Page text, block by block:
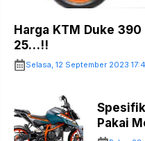
Harga KTM Duke
25…!!
Selasa, 12 September 2023
Pakai